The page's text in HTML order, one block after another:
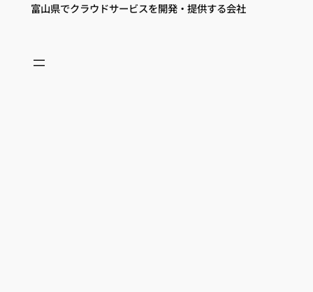
富山県でクラウドサービスを開発・提供する会社